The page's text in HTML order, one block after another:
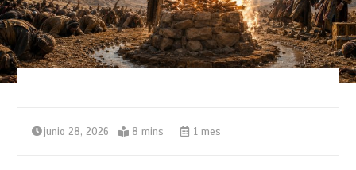
junio 28, 2026 8 mins 1 mes